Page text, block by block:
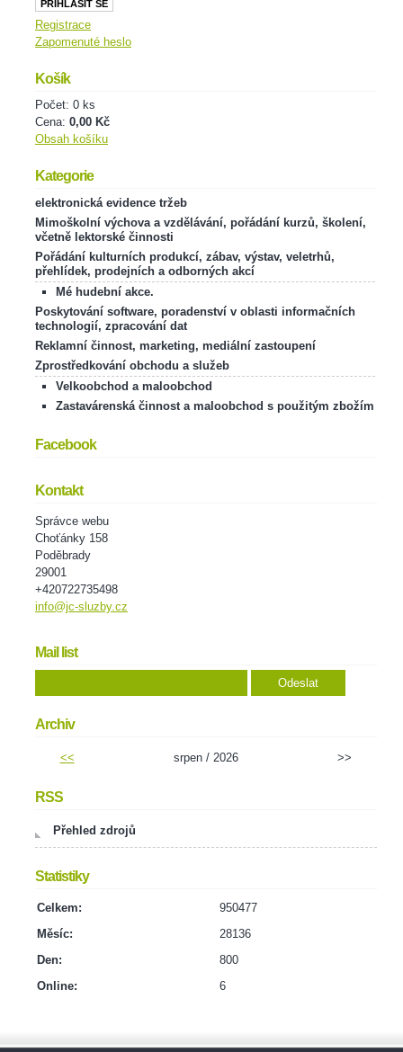
Registrace
Zapomenuté heslo
Košík
Počet: 0 ks
Cena: 0,00 Kč
Obsah košíku
Kategorie
elektronická evidence tržeb
Mimoškolní výchova a vzdělávání, pořádání kurzů, školení,
včetně lektorské činnosti
Pořádání kulturních produkcí, zábav, výstav, veletrhů,
přehlídek, prodejních a odborných akcí
Mé hudební akce.
Poskytování software, poradenství v oblasti informačních
technologií, zpracování dat
Reklamní činnost, marketing, mediální zastoupení
Zprostředkování obchodu a služeb
Velkoobchod a maloobchod
Zastavárenská činnost a maloobchod s použitým zbožím
Facebook
Kontakt
Správce webu
Choťánky 158
Poděbrady
29001
+420722735498
info@jc-sluzby.cz
Mail list
Archiv
<< srpen / 2026 >>
RSS
Přehled zdrojů
Statistiky
Online: 6
Celkem:
950477
Měsíc:
28136
Den:
800